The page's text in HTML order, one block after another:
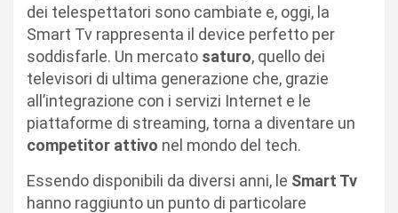
dei telespettatori sono cambiate e, oggi, la
Smart Tv rappresenta il device perfetto per
soddisfarle. Un mercato saturo, quello dei
televisori di ultima generazione che, grazie
all’integrazione con i servizi Internet e le
piattaforme di streaming, torna a diventare un
competitor attivo nel mondo del tech.
Essendo disponibili da diversi anni, le Smart Tv
hanno raggiunto un punto di particolare